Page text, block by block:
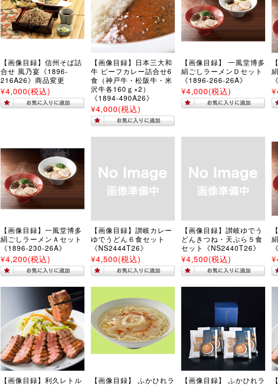
【画像目録】信州そば詰
合せ 風乃宴《1896-
216A26》商品変更
¥4,000(税込)
【画像目録】日本三大和
牛 ビーフカレー詰合せ6
食（神戸牛・松阪牛・米
沢牛各160ｇ×2）
《1894-490A26》
¥4,000(税込)
【画像目録】 一風堂博多
絹ごしラーメンＤセット
《1896-266-26A》
¥4,000(税込)
【画像目録】一風堂博多
絹ごしラーメンＡセット
《1896-230-26A》
¥4,200(税込)
【画像目録】讃岐カレー
ゆでうどん６食セット
《NS2444T26》
¥4,500(税込)
【画像目録】讃岐ゆでう
どんきつね・天ぷら５食
セット《NS2440T26》
¥4,500(税込)
【画像目録】利久レトル
【画像目録】 ふかひれラ
【画像目録】 ふかひれラ